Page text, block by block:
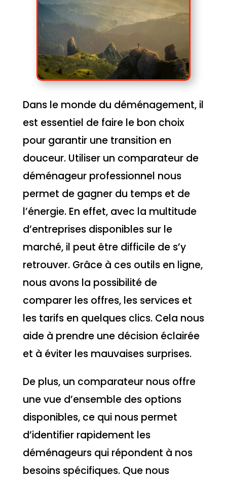
Dans le monde du déménagement, il
est essentiel de faire le bon choix
pour garantir une transition en
douceur. Utiliser un comparateur de
déménageur professionnel nous
permet de gagner du temps et de
l’énergie. En effet, avec la multitude
d’entreprises disponibles sur le
marché, il peut être difficile de s’y
retrouver. Grâce à ces outils en ligne,
nous avons la possibilité de
comparer les offres, les services et
les tarifs en quelques clics. Cela nous
aide à prendre une décision éclairée
et à éviter les mauvaises surprises.
De plus, un comparateur nous offre
une vue d’ensemble des options
disponibles, ce qui nous permet
d’identifier rapidement les
déménageurs qui répondent à nos
besoins spécifiques. Que nous